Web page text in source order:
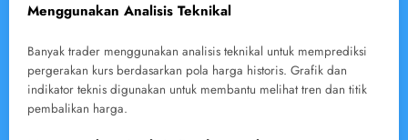
Menggunakan Analisis Teknikal
Banyak trader menggunakan analisis teknikal untuk memprediksi
pergerakan kurs berdasarkan pola harga historis. Grafik dan
indikator teknis digunakan untuk membantu melihat tren dan titik
pembalikan harga.